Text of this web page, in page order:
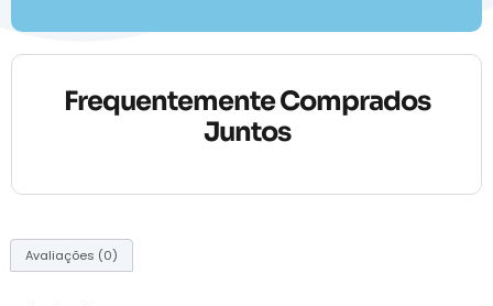
Frequentemente Comprados
Juntos
Avaliações (0)